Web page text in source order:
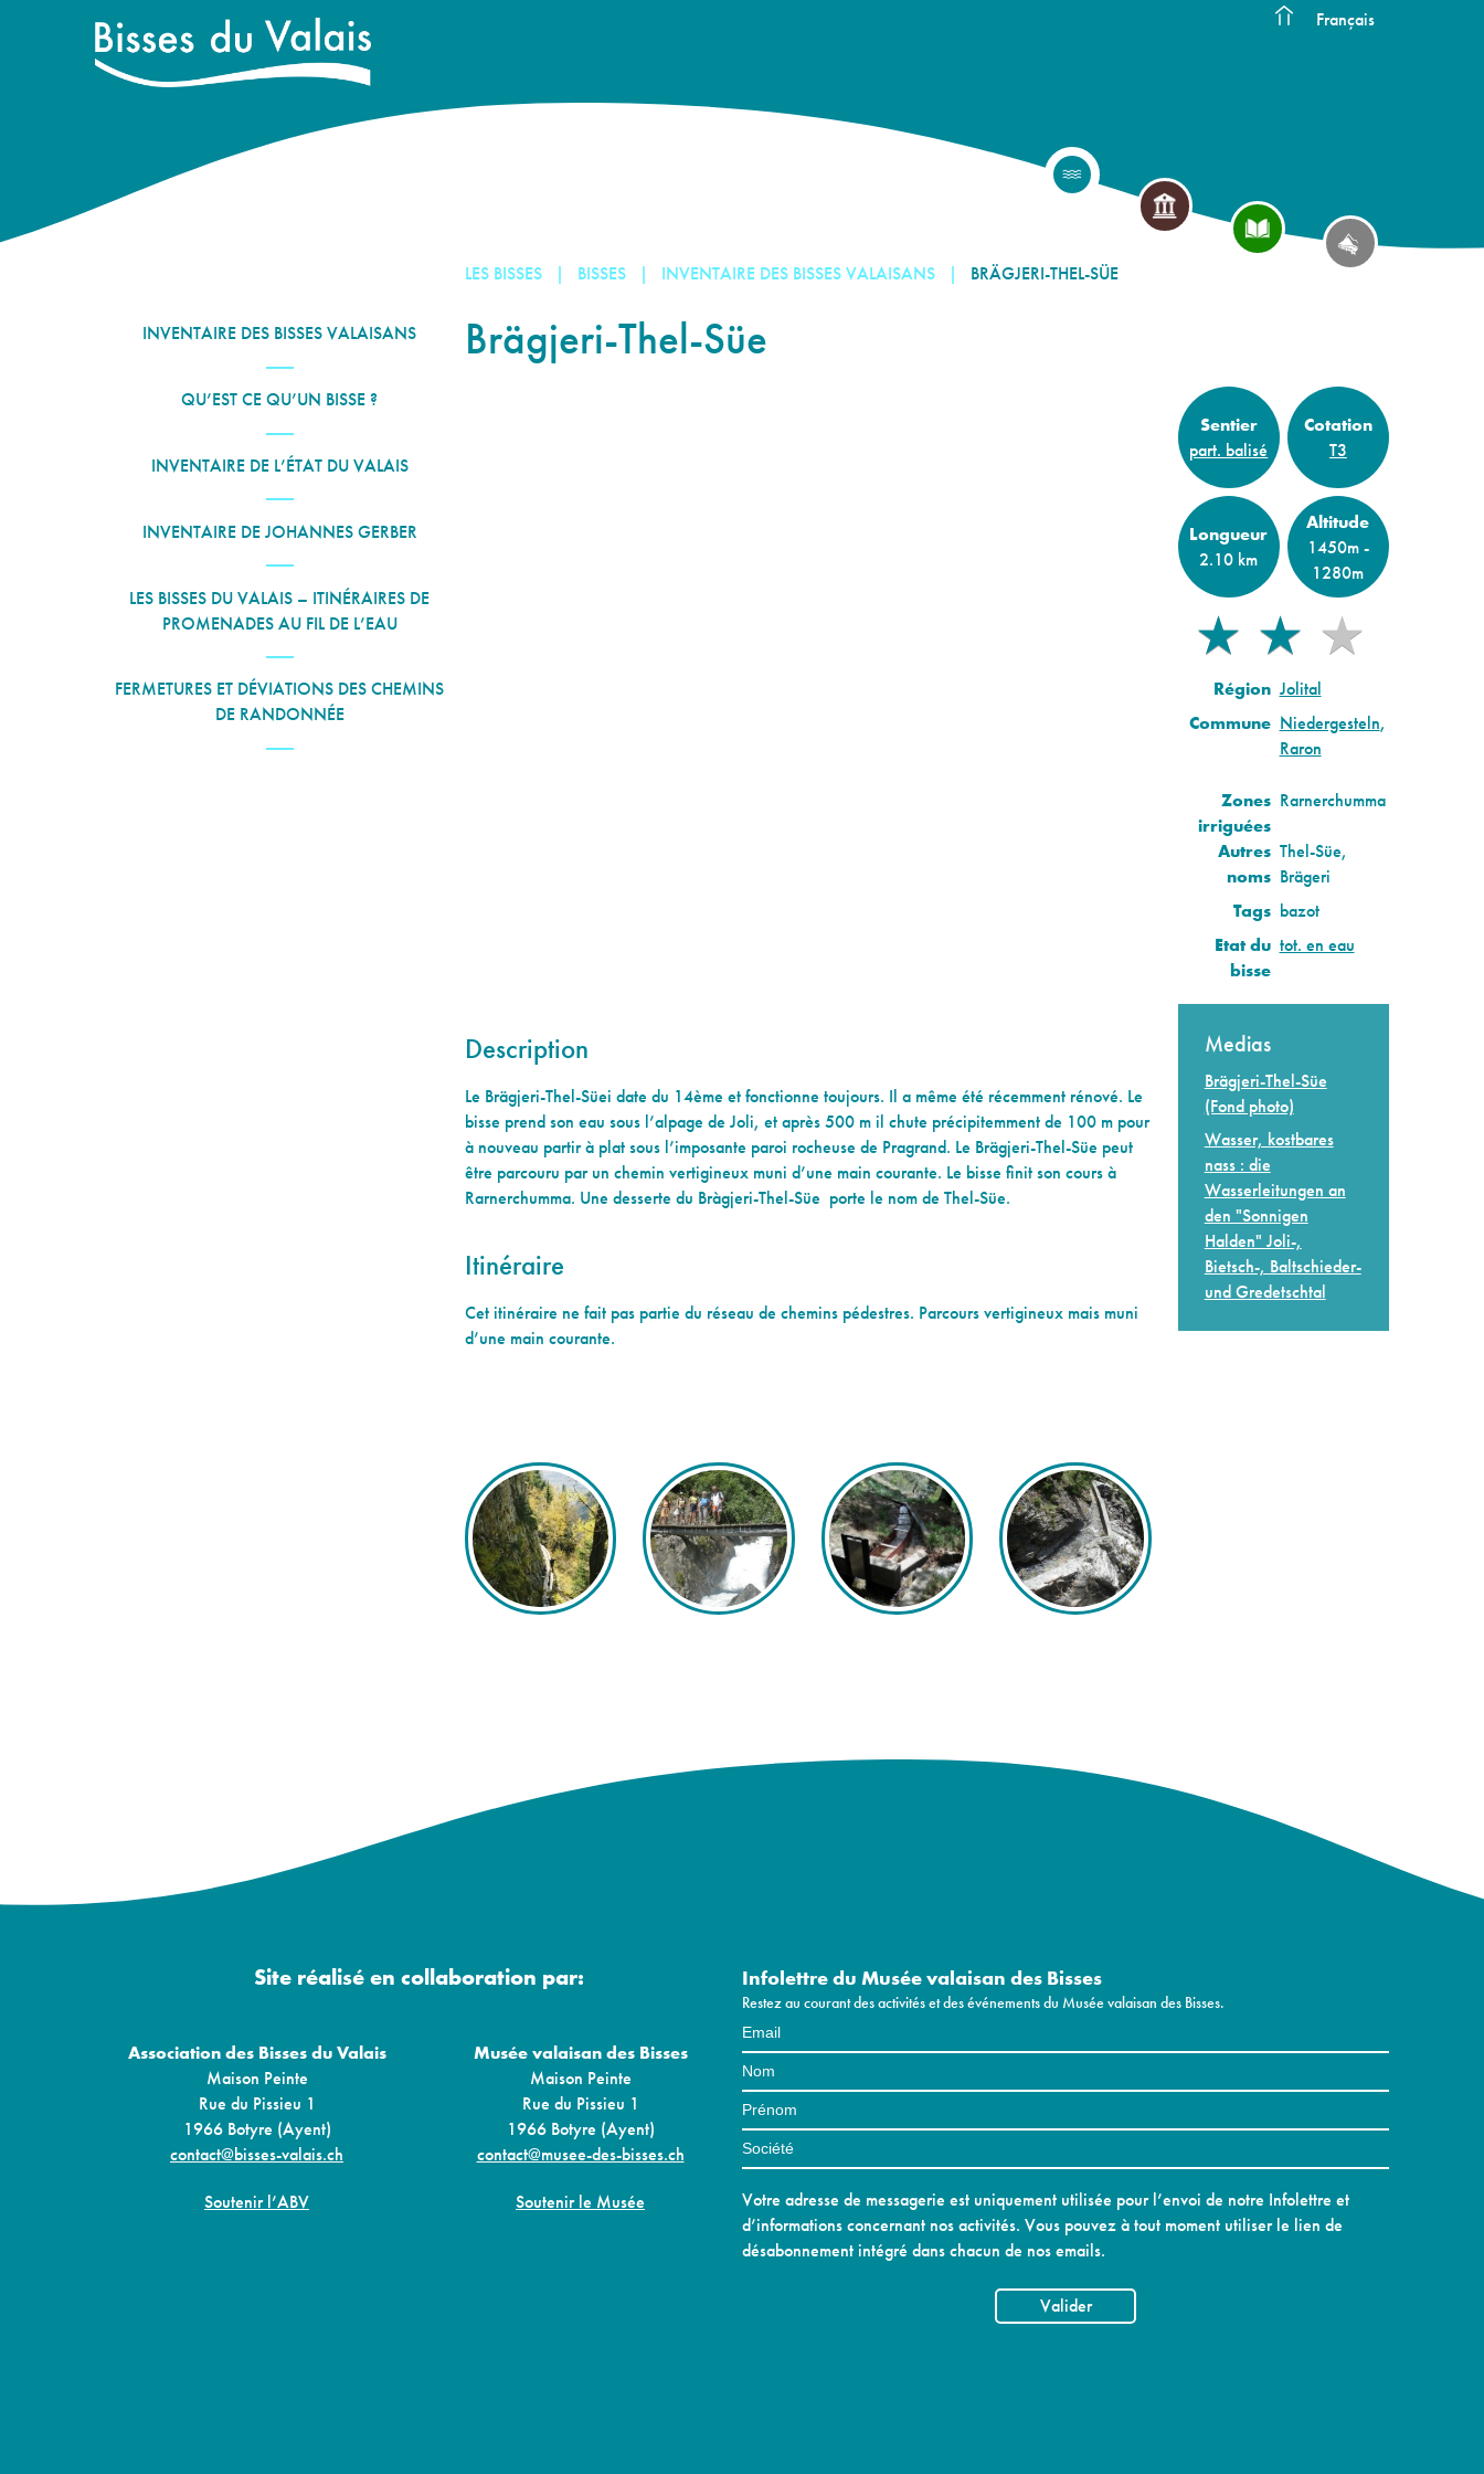
Français
INVENTAIRE DES BISSES VALAISANS
QU’EST CE QU’UN BISSE ?
INVENTAIRE DE L’ÉTAT DU VALAIS
INVENTAIRE DE JOHANNES GERBER
LES BISSES DU VALAIS – ITINÉRAIRES DE
PROMENADES AU FIL DE L’EAU
FERMETURES ET DÉVIATIONS DES CHEMINS
DE RANDONNÉE
LES BISSES BISSES INVENTAIRE DES BISSES VALAISANS BRÄGJERI-THEL-SÜE
Brägjeri-Thel-Süe
Description
Le Brägjeri-Thel-Süei date du 14ème et fonctionne toujours. Il a même été récemment rénové. Le
bisse prend son eau sous l’alpage de Joli, et après 500 m il chute précipitemment de 100 m pour
à nouveau partir à plat sous l’imposante paroi rocheuse de Pragrand. Le Brägjeri-Thel-Süe peut
être parcouru par un chemin vertigineux muni d’une main courante. Le bisse finit son cours à
Rarnerchumma. Une desserte du Bràgjeri-Thel-Süe porte le nom de Thel-Süe.
Itinéraire
Cet itinéraire ne fait pas partie du réseau de chemins pédestres. Parcours vertigineux mais muni
d’une main courante.
Sentier
part. balisé
Cotation
T3
Longueur
2.10 km
Altitude
1450m -
1280m
★ ★
★ ★ ★
Région Jolital
Commune Niedergesteln,
Raron
Zones
irriguées
Rarnerchumma
Autres
noms
Thel-Süe,
Brägeri
Tags bazot
Etat du
bisse
tot. en eau
Medias
Brägjeri-Thel-Süe
(Fond photo)
Wasser, kostbares
nass : die
Wasserleitungen an
den "Sonnigen
Halden" Joli-,
Bietsch-, Baltschieder-
und Gredetschtal
Site réalisé en collaboration par:
Association des Bisses du Valais
Maison Peinte
Rue du Pissieu 1
1966 Botyre (Ayent)
contact@bisses-valais.ch
Soutenir l’ABV
Musée valaisan des Bisses
Maison Peinte
Rue du Pissieu 1
1966 Botyre (Ayent)
contact@musee-des-bisses.ch
Soutenir le Musée
Infolettre du Musée valaisan des Bisses
Restez au courant des activités et des événements du Musée valaisan des Bisses.
Votre adresse de messagerie est uniquement utilisée pour l’envoi de notre Infolettre et
d’informations concernant nos activités. Vous pouvez à tout moment utiliser le lien de
désabonnement intégré dans chacun de nos emails.